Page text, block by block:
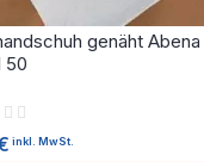
genäht Abena
50
inkl. MwSt.